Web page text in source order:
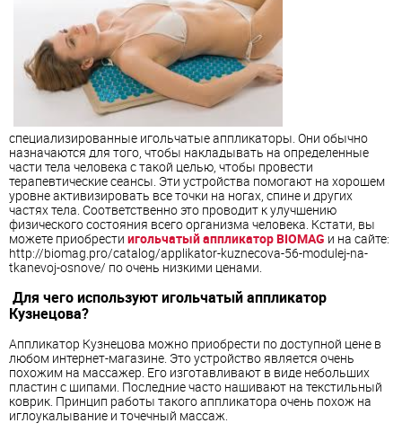
специализированные игольчатые аппликаторы. Они обычно
назначаются для того, чтобы накладывать на определенные
части тела человека с такой целью, чтобы провести
терапевтические сеансы. Эти устройства помогают на хорошем
уровне активизировать все точки на ногах, спине и других
частях тела. Соответственно это проводит к улучшению
физического состояния всего организма человека. Кстати, вы
можете приобрести игольчатый аппликатор BIOMAG и на сайте:
http://biomag.pro/catalog/applikator-kuznecova-56-modulej-na-
tkanevoj-osnove/ по очень низкими ценами.
Для чего используют игольчатый аппликатор
Кузнецова?
Аппликатор Кузнецова можно приобрести по доступной цене в
любом интернет-магазине. Это устройство является очень
похожим на массажер. Его изготавливают в виде небольших
пластин с шипами. Последние часто нашивают на текстильный
коврик. Принцип работы такого аппликатора очень похож на
иглоукалывание и точечный массаж.